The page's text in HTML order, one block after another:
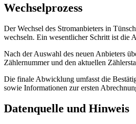
Wechselprozess
Der Wechsel des Stromanbieters in
wechseln. Ein wesentlicher Schritt ist die
Nach der Auswahl des neuen Anbieters
Zählernummer und den aktuellen
Die finale Abwicklung umfasst die
sowie Informationen zur ersten
Datenquelle und Hinweis